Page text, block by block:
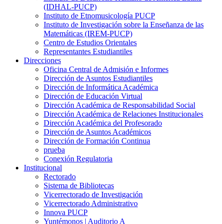
(IDHAL-PUCP)
Instituto de Etnomusicología PUCP
Instituto de Investigación sobre la Enseñanza de las
Matemáticas (IREM-PUCP)
Centro de Estudios Orientales
Representantes Estudiantiles
Direcciones
Oficina Central de Admisión e Informes
Dirección de Asuntos Estudiantiles
Dirección de Informática Académica
Dirección de Educación Virtual
Dirección Académica de Responsabilidad Social
Dirección Académica de Relaciones Institucionales
Dirección Académica del Profesorado
Dirección de Asuntos Académicos
Dirección de Formación Continua
prueba
Conexión Regulatoria
Institucional
Rectorado
Sistema de Bibliotecas
Vicerrectorado de Investigación
Vicerrectorado Administrativo
Innova PUCP
Yuntémonos | Auditorio A